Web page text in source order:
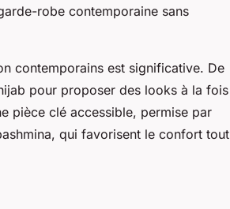
robe contemporaine sans
contemporains est significative. De
pour proposer des looks à la fois
pièce clé accessible, permise par
qui favorisent le confort tout